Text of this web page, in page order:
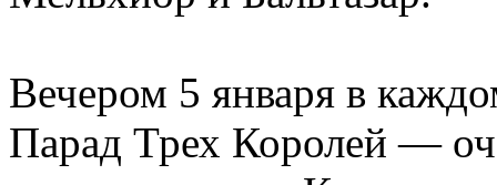
Вечером 5 января в
Парад Трех Королей —